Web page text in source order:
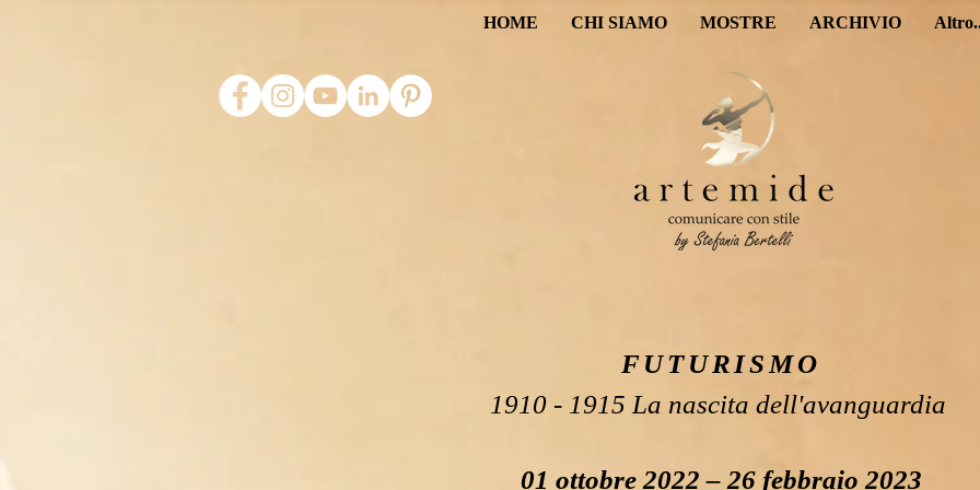
FUTURISMO
1910 - 1915 La nascita dell'avanguardia
01 ottobre 2022 – 26 febbraio 2023
HOME CHI SIAMO MOSTRE ARCHIVIO